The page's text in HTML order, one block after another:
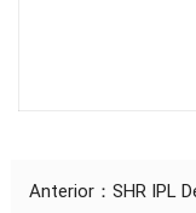
Anterior： SHR IPL